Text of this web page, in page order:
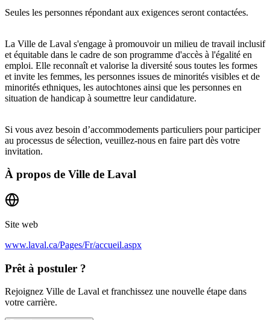
Seules les personnes répondant aux exigences seront contactées.
La Ville de Laval s'engage à promouvoir un milieu de travail inclusif
et équitable dans le cadre de son programme d'accès à l'égalité en
emploi. Elle reconnaît et valorise la diversité sous toutes les formes
et invite les femmes, les personnes issues de minorités visibles et de
minorités ethniques, les autochtones ainsi que les personnes en
situation de handicap à soumettre leur candidature.
Si vous avez besoin d’accommodements particuliers pour participer
au processus de sélection, veuillez-nous en faire part dès votre
invitation.
À propos de Ville de Laval
Site web
www.laval.ca/Pages/Fr/accueil.aspx
Prêt à postuler ?
Rejoignez Ville de Laval et franchissez une nouvelle étape dans
votre carrière.